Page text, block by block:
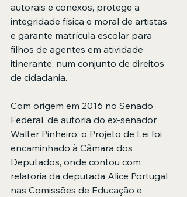
autorais e conexos, protege a
integridade física e moral de artistas
e garante matrícula escolar para
filhos de agentes em atividade
itinerante, num conjunto de direitos
de cidadania.
Com origem em 2016 no Senado
Federal, de autoria do ex-senador
Walter Pinheiro, o Projeto de Lei foi
encaminhado à Câmara dos
Deputados, onde contou com
relatoria da deputada Alice Portugal
nas Comissões de Educação e